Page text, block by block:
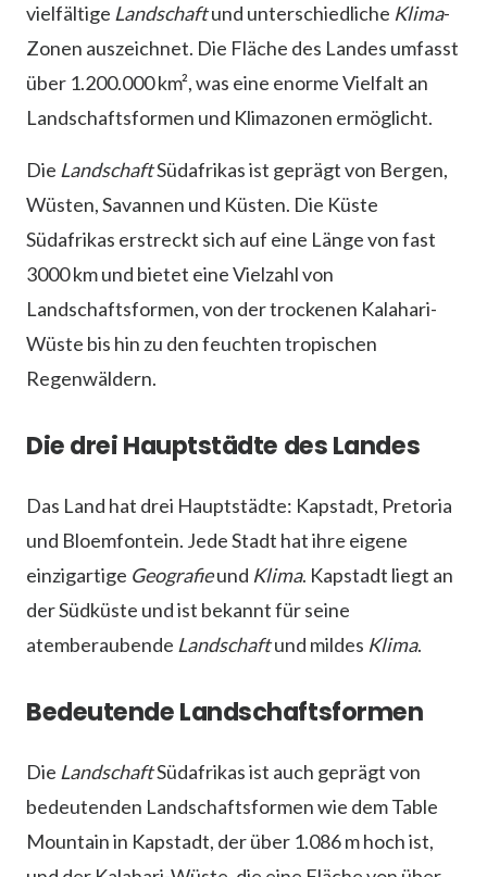
vielfältige Landschaftund unterschiedliche Klima-
Zonen auszeichnet. Die Fläche des Landes umfasst
über 1.200.000 km², was eine enorme Vielfalt an
Landschaftsformen und Klimazonen ermöglicht.
Die LandschaftSüdafrikas ist geprägt von Bergen,
Wüsten, Savannen und Küsten. Die Küste
Südafrikas erstreckt sich auf eine Länge von fast
3000 km und bietet eine Vielzahl von
Landschaftsformen, von der trockenen Kalahari-
Wüste bis hin zu den feuchten tropischen
Regenwäldern.
Die drei Hauptstädte des Landes
Das Land hat drei Hauptstädte: Kapstadt, Pretoria
und Bloemfontein. Jede Stadt hat ihre eigene
einzigartige Geografieund Klima. Kapstadt liegt an
der Südküste und ist bekannt für seine
atemberaubende Landschaftund mildes Klima.
Bedeutende Landschaftsformen
Die LandschaftSüdafrikas ist auch geprägt von
bedeutenden Landschaftsformen wie dem Table
Mountain in Kapstadt, der über 1.086 m hoch ist,